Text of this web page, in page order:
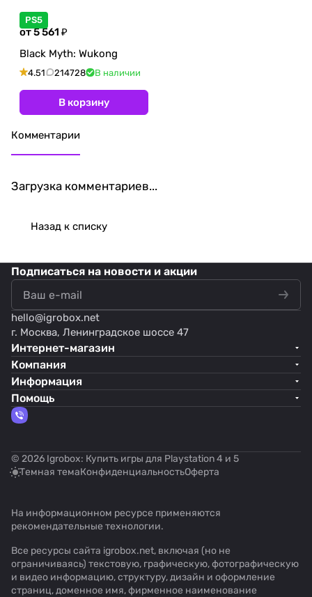
PS5
от 5 561 ₽
Black Myth: Wukong
4.51 214728 В наличии
В корзину
Комментарии
Загрузка комментариев...
Назад к списку
Подписаться на новости и акции
hello@igrobox.net
г. Москва, Ленинградское шоссе 47
Интернет-магазин
Компания
Информация
Помощь
© 2026 Igrobox: Купить игры для Playstation 4 и 5
Темная темаКонфиденциальностьОферта
На информационном ресурсе применяются
рекомендательные технологии.
Все ресурсы сайта igrobox.net, включая (но не
ограничиваясь) текстовую, графическую, фотографическую
и видео информацию, структуру, дизайн и оформление
страниц, доменное имя, фирменное наименование